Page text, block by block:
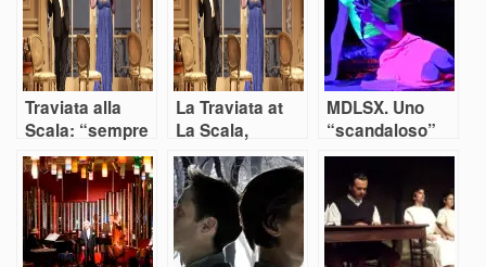
Traviata alla
Scala: “sempre
libera” di
piacere. O no
La Traviata at
La Scala,
“Sempre libera”
to be liked. Or
not
MDLSX. Uno
“scandaloso”
coming out
teatrale